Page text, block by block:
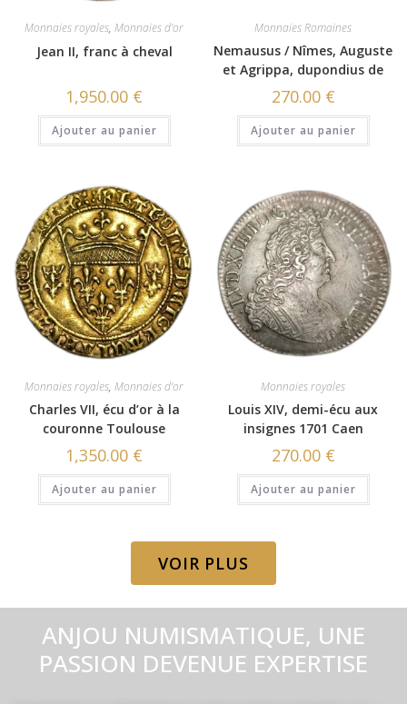
Monnaies royales, Monnaies d'or
Jean II, franc à cheval
1,950.00 €
Ajouter au panier
Monnaies Romaines
Nemausus / Nîmes, Auguste
et Agrippa, dupondius de
Nîmes
270.00 €
Ajouter au panier
Monnaies royales, Monnaies d'or
Charles VII, écu d’or à la
couronne Toulouse
1,350.00 €
Ajouter au panier
Monnaies royales
Louis XIV, demi-écu aux
insignes 1701 Caen
270.00 €
Ajouter au panier
VOIR PLUS
ANJOU NUMISMATIQUE, UNE
PASSION DEVENUE EXPERTISE